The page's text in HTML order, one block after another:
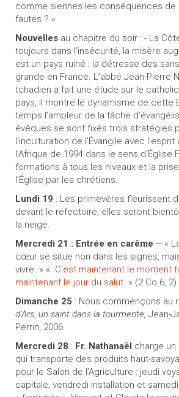
comme siennes les conséquences de
fautes ? »
Nouvelles au chapitre du soir : - La
toujours dans l’insécurité, la misère
est un pays ruiné ; la détresse des
grande en France. L’abbé Jean-Pierre
tchadien a fait une étude sur le
pays, il montre le dynamisme de cette
temps l’ampleur de la tâche
évêques se sont fixés trois stratégies
l’inculturation de l’Évangile avec
l’Afrique de 1994 dans le sens d’Église
formations à tous les niveaux et la
l’Église par les chrétiens.
Lundi 19 : Les primevères fleurissent
devant le réfectoire, elles seront
la neige.
Mercredi 21 : Entrée en carême – «
cœur se situe non dans les signes,
vivre. » « C'est maintenant le moment
maintenant le jour du salut. » (2 Co 6, 2)
Dimanche 25 : Nous commençons au
d’Ars, un saint dans la tourmente, Jean-
Perrin, 2006.
Mercredi 28 : Fr. Nathanaël charge
qui transporte des produits haut-
pour le Salon de l’Agriculture : jeudi
capitale, vendredi installation et